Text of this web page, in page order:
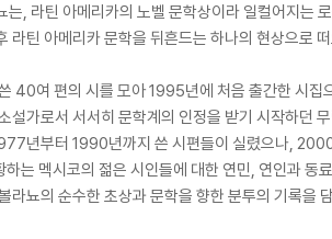
, 라틴 아메리카의 노벨 문학상이라 일컬어지는
라틴 아메리카 문학을 뒤흔드는 하나의 현상으로
쓴 40여 편의 시를 모아 1995년에 처음 출간한
설가로서 서서히 문학계의 인정을 받기 시작하던
년부터 1990년까지 쓴 시편들이 실렸으나,
는 멕시코의 젊은 시인들에 대한 연민, 연인과
라뇨의 순수한 초상과 문학을 향한 분투의 기록을